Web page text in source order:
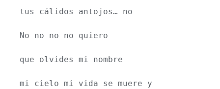
tus cálidos antojos… no
No no no no quiero
que olvides mi nombre
mi cielo mi vida se muere y